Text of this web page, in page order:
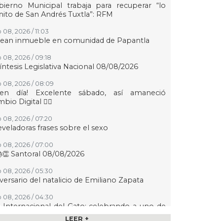
Municipal trabaja para recuperar “lo
de San Andrés Tuxtla”: RFM
08, 2026 / 11:03
inmueble en comunidad de Papantla
08, 2026 / 09:18
Legislativa Nacional 08/08/2026
08, 2026 / 08:09
día! Excelente sábado, así amaneció
Digital 👍🏻
08, 2026 / 07:20
frases sobre el sexo
08, 2026 / 07:00
Santoral 08/08/2026
08, 2026 / 05:30
del natalicio de Emiliano Zapata
08, 2026 / 04:30
Internacional del Gato: celebrando a uno de
de compañía más queridos
LEER +